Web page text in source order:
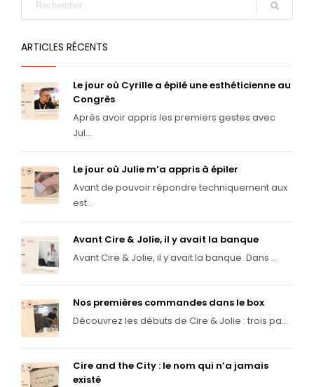
ARTICLES RÉCENTS
Le jour où Cyrille a épilé une esthéticienne au
Congrès
Après avoir appris les premiers gestes avec
Jul...
Le jour où Julie m’a appris à épiler
Avant de pouvoir répondre techniquement aux
est...
Avant Cire & Jolie, il y avait la banque
Avant Cire & Jolie, il y avait la banque. Dans ...
Nos premières commandes dans le box
Découvrez les débuts de Cire & Jolie : trois pa...
Cire and the City : le nom qui n’a jamais
existé